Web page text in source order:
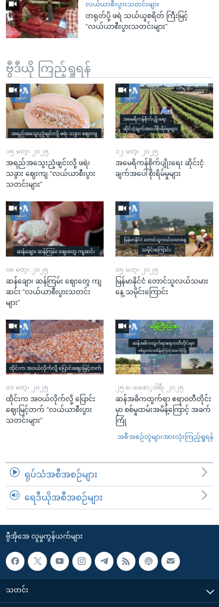
လယ်ယာစီးပွားသတင်းများ
တရုတ်ပို့ ဖရဲ သယ်ယူစရိတ် ကြီးမြင့်
“လယ်ယာစီးပွားသတင်းများ”
ဗွီဒီယို ကြည့်ရှုရန်
၁၅ မတ္၊ ၂၀၂၅
အရည်အသွေးညံ့ဖျင်းလို့ ဖရဲ၊
သခွား ဈေးကျ “လယ်ယာစီးပွား
သတင်းများ”
၁၂ မတ္၊ ၂၀၂၅
အမေရိကန်စိုက်ပျိုးရေး ဆိုင်းငံ့
ချက်အပေါ်စိုးရိမ်မှုများ
၀၈ မတ္၊ ၂၀၂၅
ဆန်ချော၊ ဆန်ကြမ်း ဈေးတွေ ကျ
ဆင်း “လယ်ယာစီးပွားသတင်း
များ”
၀၅ မတ္၊ ၂၀၂၅
မြန်မာနိုင်ငံ တောင်သူလယ်သမား
နေ့ သမိုင်းကြောင်း
၀၁ မတ္၊ ၂၀၂၅
ထိုင်းက အဝယ်လိုက်လို့ ပြောင်း
ဈေးမြင့်တက် “လယ်ယာစီးပွား
သတင်းများ”
၂၅ ေဖေဖာ္၀ါရီ၊ ၂၀၂၅
ဆန်အဓိကထွက်ရာ ဧရာဝတီတိုင်း
မှာ စစ်မှုထမ်းအမိန့်ကြောင့် အခက်
ကြုံ
အစီအစဉ်တွဲများအားလုံးကြည့်ရှုရန်
ရုပ်သံအစီအစဉ်များ
ရေဒီယိုအစီအစဉ်များ
ဗွီအိုအေ လူမှုကွန်ယက်များ
သတင်း